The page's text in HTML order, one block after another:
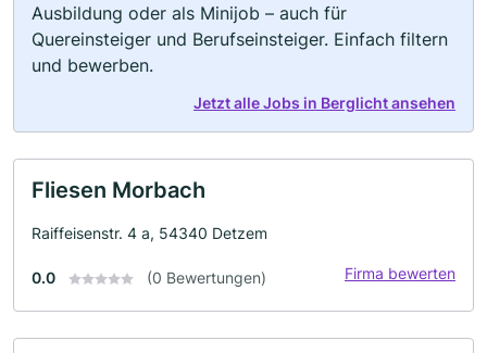
Ausbildung oder als Minijob – auch für
Quereinsteiger und Berufseinsteiger. Einfach filtern
und bewerben.
Jetzt alle Jobs in Berglicht ansehen
Fliesen Morbach
Raiffeisenstr. 4 a, 54340 Detzem
0.0 (0 Bewertungen) Firma bewerten